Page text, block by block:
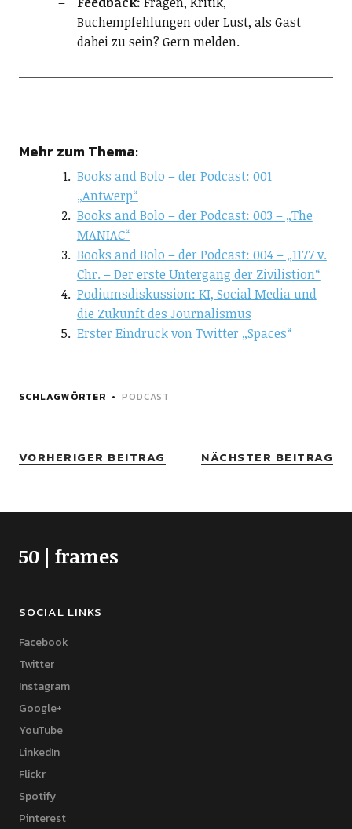
Buchempfehlungen oder Lust, als Gast
dabei zu sein? Gern melden.
Mehr zum Thema:
Books and Bolo – der Podcast: 001
„Antwerp“
Books and Bolo – der Podcast: 003 – „The
MANIAC“
Books and Bolo – der Podcast: 004 – „1177 v.
Chr. – Der erste Untergang der Zivilistion“
Podiumsdiskussion: KI, Social Media und
die Zukunft des Journalismus
Erster Eindruck von Twitter „Spaces“
SCHLAGWÖRTER PODCAST
VORHERIGER BEITRAG NÄCHSTER BEITRAG
50 | frames
SOCIAL LINKS
Facebook
Twitter
Instagram
Google+
YouTube
LinkedIn
Flickr
Spotify
Pinterest